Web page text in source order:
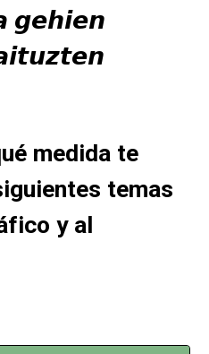
𝙜𝙚𝙝𝙞𝙚𝙣
medida te
temas
y al